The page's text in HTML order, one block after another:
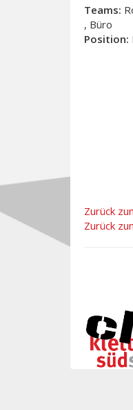
Teams:
, Büro
Position:
Zurück
Zurück